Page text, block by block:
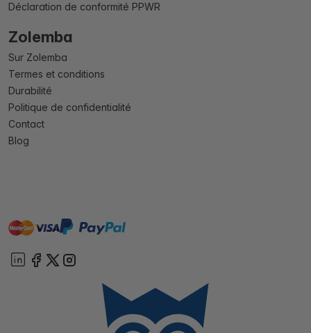
Déclaration de conformité PPWR
Zolemba
Sur Zolemba
Termes et conditions
Durabilité
Politique de confidentialité
Contact
Blog
mastervisa paypal